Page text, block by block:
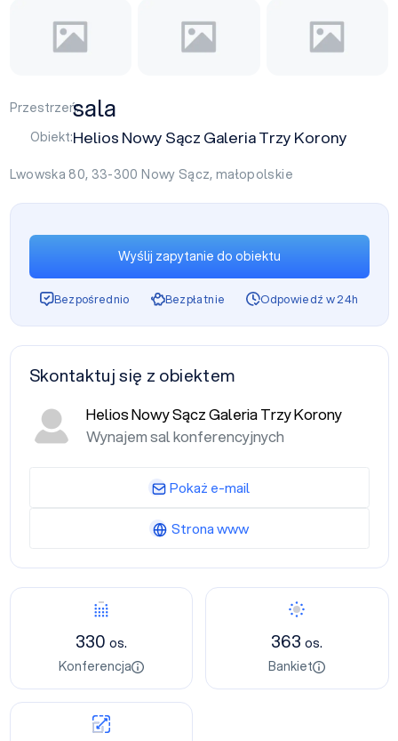
Przestrzeń:sala
Obiekt:Helios Nowy Sącz Galeria Trzy Korony
Lwowska 80, 33-300Nowy Sącz,małopolskie
330 os.
Konferencja
363os.
Bankiet
Wyślij zapytanie do obiektu
Bezpośrednio Bezpłatnie Odpowiedź w 24h
Skontaktuj się z obiektem
Helios Nowy Sącz Galeria Trzy Korony
Wynajem sal konferencyjnych
Pokaż e-mail
Strona www